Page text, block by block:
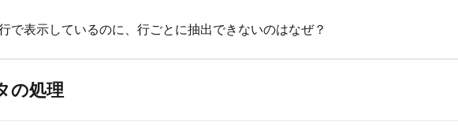
で表示しているのに、行ごとに抽出できないのはなぜ？
の処理